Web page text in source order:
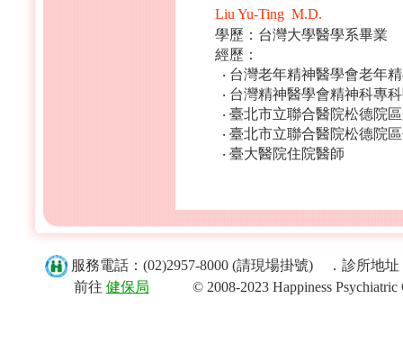
Liu Yu-Ting M.D.
學歷：台灣大學醫學系畢業
經歷：
‧ 台灣老年精神醫學會老年
‧ 台灣精神醫學會精神科專
‧ 臺北市立聯合醫院松德院
‧ 臺北市立聯合醫院松德院
‧ 臺大醫院住院醫師
服務電話：(02)2957-8000 (請現場掛號) ．診所地
前往 健保局 © 2008-2023 Happiness Psychiatric